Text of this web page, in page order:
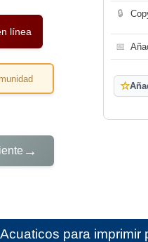
línea
→
🔒
📅
☆
para imprimir